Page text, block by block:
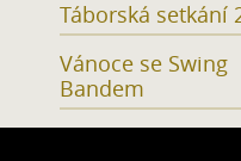
Táborská setkání
Vánoce se Swing
Bandem